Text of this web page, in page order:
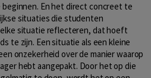
beginnen. En het direct concreet te
situaties die studenten
situatie reflecteren, dat hoeft
te zijn. Een situatie als een kleine
onzekerheid over de manier waarop
hebt aangepakt. Door het op die